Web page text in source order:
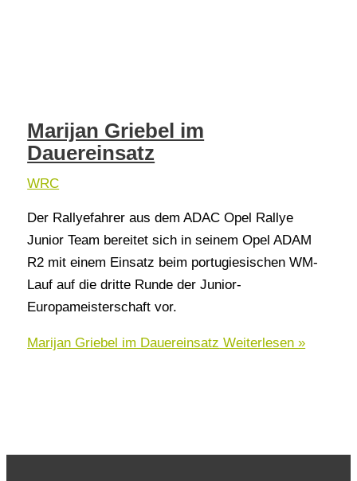
Marijan Griebel im
Dauereinsatz
WRC
Der Rallyefahrer aus dem ADAC Opel Rallye
Junior Team bereitet sich in seinem Opel ADAM
R2 mit einem Einsatz beim portugiesischen WM-
Lauf auf die dritte Runde der Junior-
Europameisterschaft vor.
Marijan Griebel im Dauereinsatz Weiterlesen »